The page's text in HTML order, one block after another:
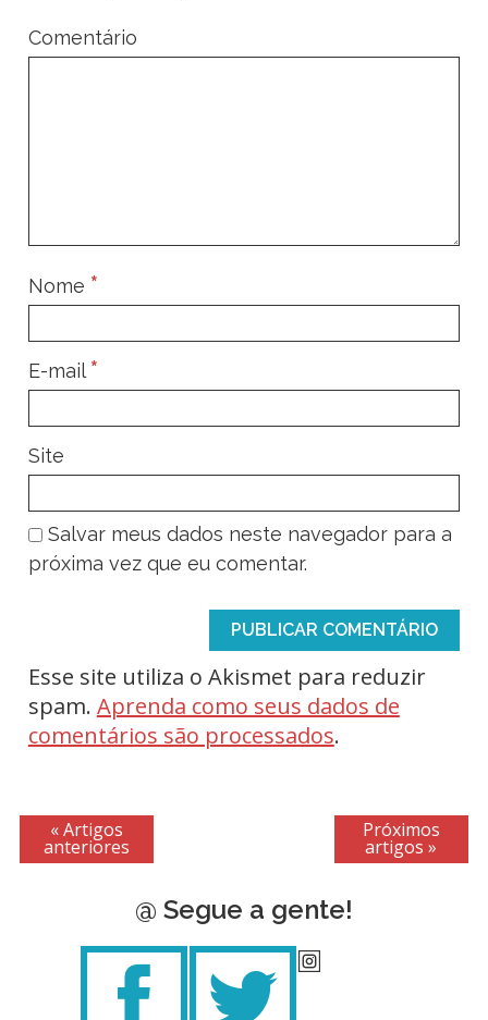
Comentário
Nome *
E-mail *
Site
Salvar meus dados neste navegador para a
próxima vez que eu comentar.
Esse site utiliza o Akismet para reduzir
spam. Aprenda como seus dados de
comentários são processados.
« Artigos
anteriores
Próximos
artigos »
@ Segue a gente!